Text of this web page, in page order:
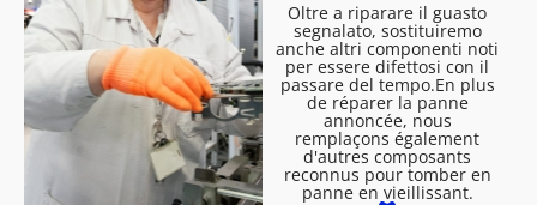
Oltre a riparare il guasto
segnalato, sostituiremo
anche altri componenti noti
per essere difettosi con il
passare del tempo.En plus
de réparer la panne
annoncée, nous
remplaçons également
d'autres composants
reconnus pour tomber en
panne en vieillissant.